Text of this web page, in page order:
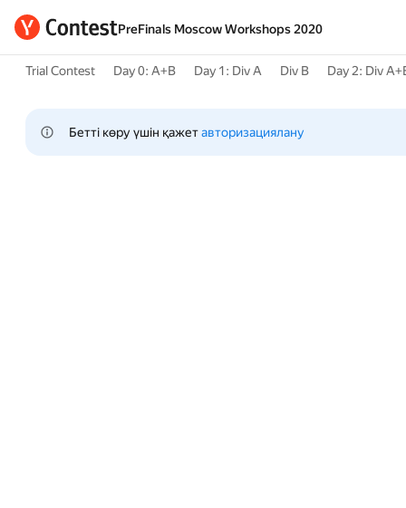
PreFinals Moscow Workshops 2020
Trial Contest Day 0: A+B Day 1: Div A Div B Day 2: Div
Бетті көру үшін қажет авторизациялану